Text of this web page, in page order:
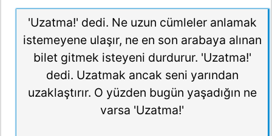
'Uzatma!' dedi. Ne uzun cümleler anlamak
istemeyene ulaşır, ne en son arabaya alınan
bilet gitmek isteyeni durdurur. 'Uzatma!'
dedi. Uzatmak ancak seni yarından
uzaklaştırır. O yüzden bugün yaşadığın ne
varsa 'Uzatma!'